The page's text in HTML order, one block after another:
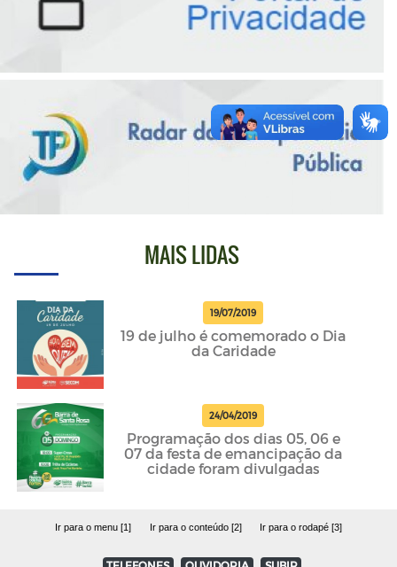
MAIS LIDAS
19/07/2019
19 de julho é comemorado o Dia
da Caridade
24/04/2019
Programação dos dias 05, 06 e
07 da festa de emancipação da
cidade foram divulgadas
Ir para o menu [1] Ir para o conteúdo [2] Ir para o rodapé [3]